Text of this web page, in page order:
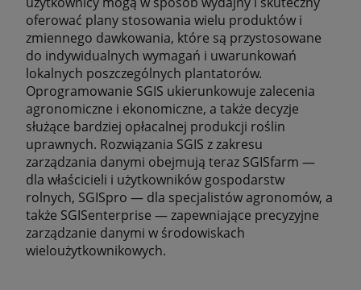
oferować plany stosowania wielu produktów i
zmiennego dawkowania, które są przystosowane
do indywidualnych wymagań i uwarunkowań
lokalnych poszczególnych plantatorów.
Oprogramowanie SGIS ukierunkowuje zalecenia
agronomiczne i ekonomiczne, a także decyzje
służące bardziej opłacalnej produkcji roślin
uprawnych. Rozwiązania SGIS z zakresu
zarządzania danymi obejmują teraz SGISfarm —
dla właścicieli i użytkowników gospodarstw
rolnych, SGISpro — dla specjalistów agronomów, a
także SGISenterprise — zapewniające precyzyjne
zarządzanie danymi w środowiskach
wieloużytkownikowych.